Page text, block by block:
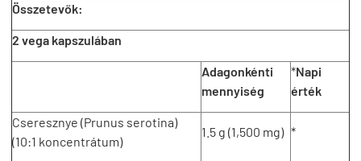
Összetevők:
2 vega kapszulában
Adagonkénti
mennyiség
*Napi
érték
Cseresznye (Prunus serotina)
(10:1 koncentrátum)
1.5 g (1,500 mg) *